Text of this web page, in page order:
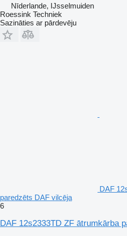
Nīderlande, IJsselmuiden
Roessink Techniek
Sazināties ar pārdevēju
DAF
paredzēts DAF vilcēja
6
DAF 12s2333TD ZF ātrumkārba